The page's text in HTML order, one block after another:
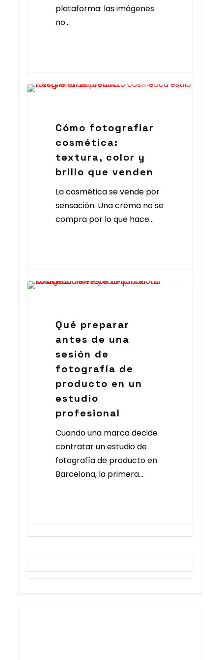
plataforma: las imágenes
no…
Cómo fotografiar
cosmética:
textura, color y
brillo que venden
La cosmética se vende por
sensación. Una crema no se
compra por lo que hace…
Qué preparar
antes de una
sesión de
fotografía de
producto en un
estudio
profesional
Cuando una marca decide
contratar un estudio de
fotografía de producto en
Barcelona, la primera…